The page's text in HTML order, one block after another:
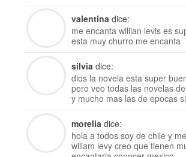
valentina dice:
me encanta willian levis es
esta muy churro me encanta
silvia dice:
dios la novela esta super
pero veo todas las novelas
y mucho mas las de epocas
morelia dice:
hola a todos soy de chile y
wiliam levy creo que tienen